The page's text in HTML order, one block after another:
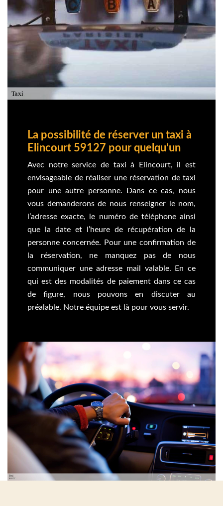
La possibilité de réserver un taxi à
Elincourt 59127 pour quelqu’un
Avec notre service de taxi à Elincourt, il est
envisageable de réaliser une réservation de taxi
pour une autre personne. Dans ce cas, nous
vous demanderons de nous renseigner le nom,
l’adresse exacte, le numéro de téléphone ainsi
que la date et l’heure de récupération de la
personne concernée. Pour une confirmation de
la réservation, ne manquez pas de nous
communiquer une adresse mail valable. En ce
qui est des modalités de paiement dans ce cas
de figure, nous pouvons en discuter au
préalable. Notre équipe est là pour vous servir.